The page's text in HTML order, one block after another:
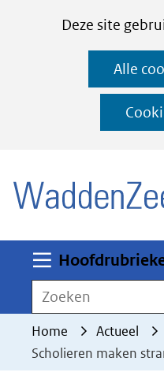
CookiesDeze site
deze
worden
toegestaan
geweigerd.
Alle
Zoeken
Home Actueel
Scholieren maken